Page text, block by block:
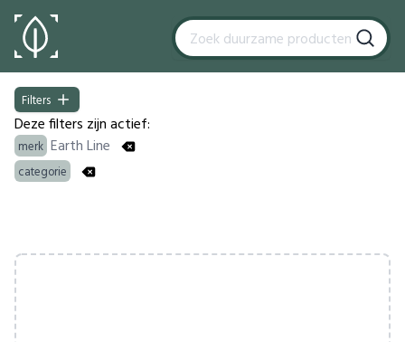
Filters
Filters
Deze filters zijn actief:
merk Earth Line
categorie